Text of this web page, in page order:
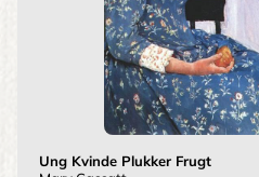
Ung Kvinde Plukker Frugt